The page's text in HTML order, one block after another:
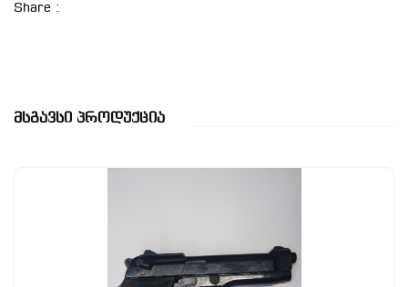
Share :
Მსგავსი Პროდუქცია